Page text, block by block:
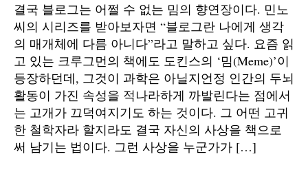
결국 블로그는 어쩔 수 없는 밈의 향연장이다. 민노
씨의 시리즈를 받아보자면 “블로그란 나에게 생각
의 매개체에 다름 아니다”라고 말하고 싶다. 요즘 읽
고 있는 크루그먼의 책에도 도킨스의 ‘밈(Meme)’이
등장하던데, 그것이 과학은 아닐지언정 인간의 두뇌
활동이 가진 속성을 적나라하게 까발린다는 점에서
는 고개가 끄덕여지기도 하는 것이다. 그 어떤 고귀
한 철학자라 할지라도 결국 자신의 사상을 책으로
써 남기는 법이다. 그런 사상을 누군가가 […]